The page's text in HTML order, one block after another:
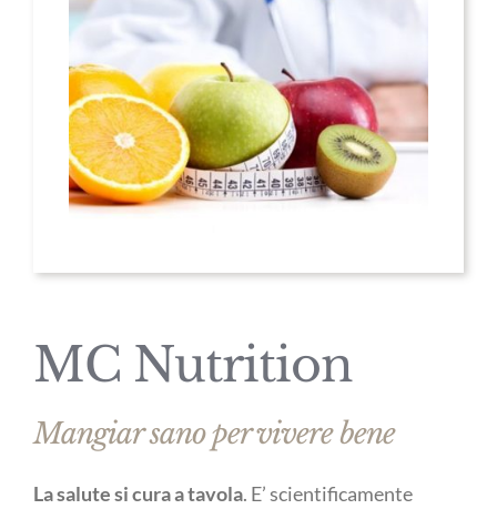
MC Nutrition
Mangiar sano per vivere bene
La salute si cura a tavola. E’ scientificamente